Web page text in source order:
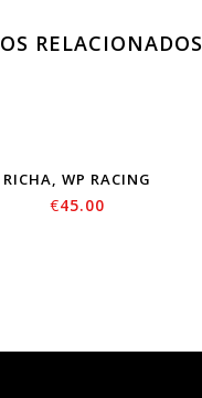
RELACIONADOS
RICHA, WP RACING
€45.00